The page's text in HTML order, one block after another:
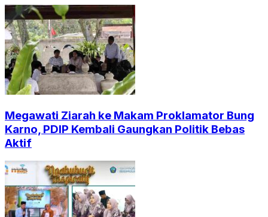
Megawati Ziarah ke Makam Proklamator Bung
Karno, PDIP Kembali Gaungkan Politik Bebas
Aktif